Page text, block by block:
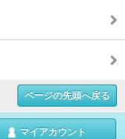
ページの先頭へ戻る
マイアカウント